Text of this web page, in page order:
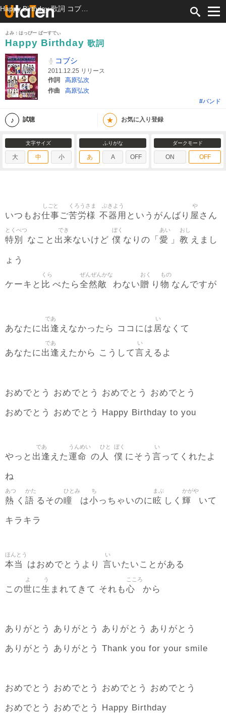
よみ：はっぴー ばーすでぃ
Happy Birthday 歌詞
コブシ
2011.12.25 リリース
作詞
高原弘次
作曲
高原弘次
#バンド
試聴 ★ お気に入り登録
文字サイズ
大 中 小
ふりがな
あ A OFF
ダークモード
ON OFF
いつもお仕事
しごと
ご苦労様
くろうさま
不器用
ぶきよう
というがんばり 屋
や
さん
特別
とくべつ
なこと 出来
でき
ないけど 僕
ぼく
なりの「 愛
あい
」 教
おし
えまし
ょう
ケーキと 比
くら
べたら全然敵
ぜんぜんかな
わない贈
おく
り 物
もの
なんですが
あなたに出逢
であ
えなかったら ココには 居
い
なくて
あなたに出逢
であ
えたから こうして言
い
えるよ
おめでとう おめでとう おめでとう おめでとう
おめでとう おめでとう Happy Birthday to you
やっと 出逢
であ
えた運命
うんめい
の 人
ひと
僕
ぼく
にそう 言
い
ってくれたよ
ね
熱
あつ
く 語
かた
るその瞳
ひとみ
は小
ち
っちゃいのに眩
まぶ
しく 輝
かがや
いて
キラキラ
本当
ほんとう
はおめでとうより 言
い
いたいことがある
この世
よ
に生
う
まれてきて それも心
こころ
から
ありがとう ありがとう ありがとう ありがとう
ありがとう ありがとう Thank you for your smile
おめでとう おめでとう おめでとう おめでとう
おめでとう おめでとう Happy Birthday